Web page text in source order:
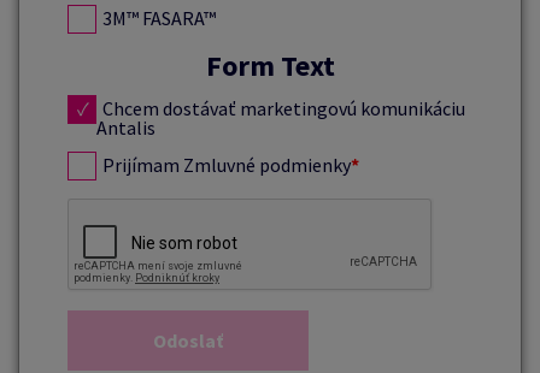
3M™ FASARA™
Form Text
Chcem dostávať marketingovú komunikáciu
Antalis
Prijímam Zmluvné podmienky*